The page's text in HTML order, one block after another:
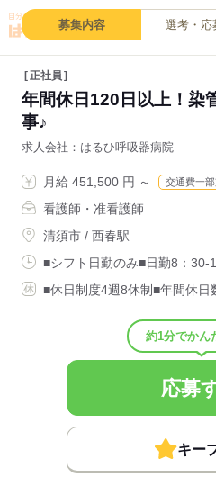
募集内容 選考・応
正社員
年間休日120日以上！染
事♪
求人会社 はるひ呼吸器病院
月給 451,500 円 ～ 交通費一
看護師・准看護師
清須市 / 西春駅
■シフト日勤のみ■日勤8：30-
■休日制度4週8休制■年間休日
約1分でかん
応募
キー